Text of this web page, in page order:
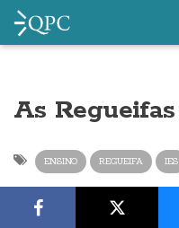
As Regueifas
ENSINO REGUEIFA IES